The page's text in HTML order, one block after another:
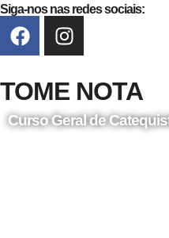
Siga-nos nas redes sociais:
TOME NOTA
Curso Geral de